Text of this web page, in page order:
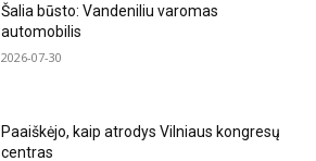
Šalia būsto: Vandeniliu varomas
automobilis
2026-07-30
Paaiškėjo, kaip atrodys Vilniaus kongresų
centras